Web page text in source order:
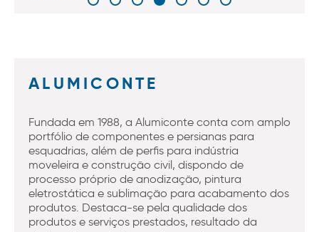
ALUMICONTE
Fundada em 1988, a Alumiconte conta com amplo
portfólio de componentes e persianas para
esquadrias, além de perfis para indústria
moveleira e construção civil, dispondo de
processo próprio de anodização, pintura
eletrostática e sublimação para acabamento dos
produtos. Destaca-se pela qualidade dos
produtos e serviços prestados, resultado da